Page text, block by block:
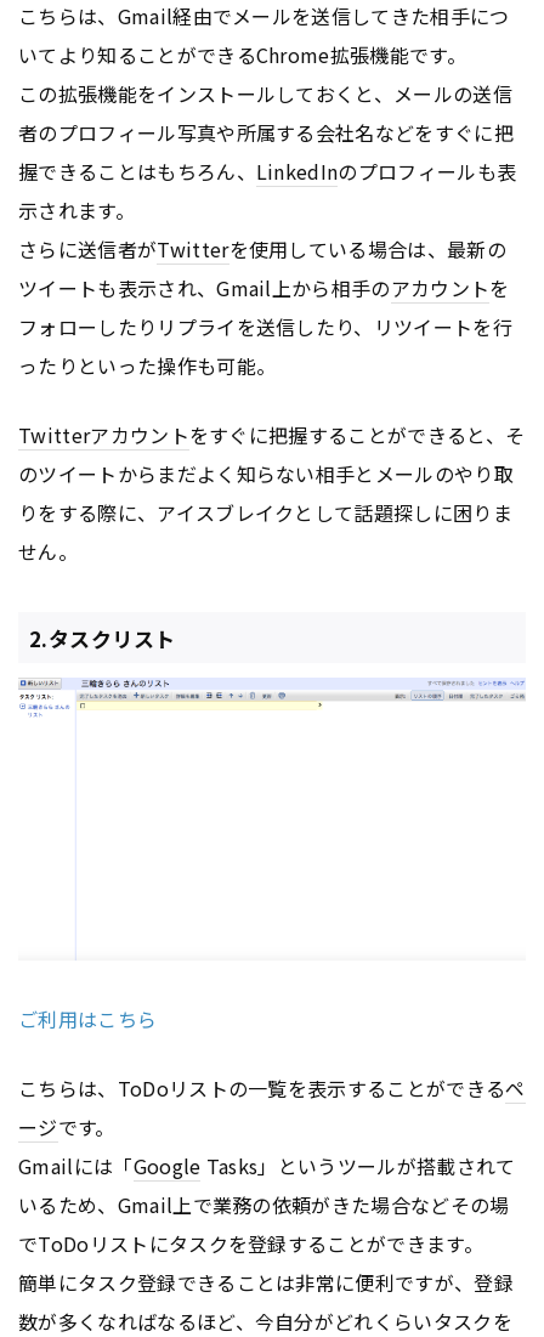
こちらは、Gmail経由でメールを送信してきた相手につ
いてより知ることができるChrome拡張機能です。
この拡張機能をインストールしておくと、メールの送信
者のプロフィール写真や所属する会社名などをすぐに把
握できることはもちろん、 LinkedInのプロフィールも表
示されます。
さらに送信者がTwitterを使用している場合は、最新の
ツイートも表示され、Gmail上から相手のアカウントを
フォローしたりリプライを送信したり、リツイートを行
ったりといった操作も可能。
Twitterアカウントをすぐに把握することができると、そ
のツイートからまだよく知らない相手とメールのやり取
りをする際に、アイスブレイクとして話題探しに困りま
せん。
2.タスクリスト
ご利用はこちら
こちらは、ToDoリストの一覧を表示することができるペ
ージです。
Gmailには「Google Tasks」というツールが搭載されて
いるため、Gmail上で業務の依頼がきた場合などその場
でToDoリストにタスクを登録することができます。
簡単にタスク登録できることは非常に便利ですが、登録
数が多くなればなるほど、今自分がどれくらいタスクを